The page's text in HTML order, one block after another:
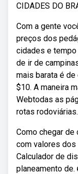
CIDADES DO
Com a gente
preços dos
cidades e tempo
de ir de
mais barata é
$10. A maneira
Webtodas as
rotas rodoviárias.
Como chegar de
com valores dos
Calculador de
planeamento